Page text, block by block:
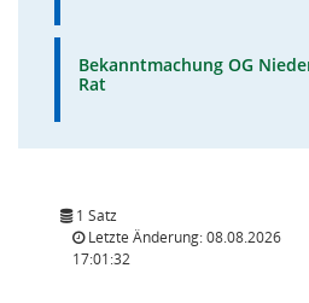
Bekanntmachung OG
Rat
1 Satz
Letzte Änderung: 08.08.2026
17:01:32